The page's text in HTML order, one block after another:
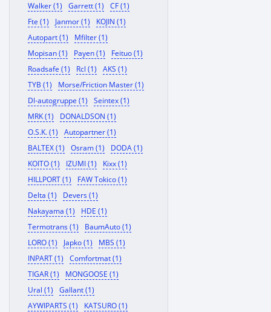
Walker (1)
Garrett (1)
CF (1)
Fte (1)
Janmor (1)
KOJIN (1)
Autopart (1)
Mfilter (1)
Mopisan (1)
Payen (1)
Feituo (1)
Roadsafe (1)
Rcl (1)
AKS (1)
TYB (1)
Morse/Friction Master (1)
Dl-autogruppe (1)
Seintex (1)
MRK (1)
DONALDSON (1)
O.S.K. (1)
Autopartner (1)
BALTEX (1)
Osram (1)
DODA (1)
KOITO (1)
IZUMI (1)
Kixx (1)
HILLPORT (1)
FAW Tokico (1)
Delta (1)
Devers (1)
Nakayama (1)
HDE (1)
Termotrans (1)
BaumAuto (1)
LORO (1)
Japko (1)
MBS (1)
INPART (1)
Comfortmat (1)
TIGAR (1)
MONGOOSE (1)
Ural (1)
Gallant (1)
AYWIPARTS (1)
KATSURO (1)